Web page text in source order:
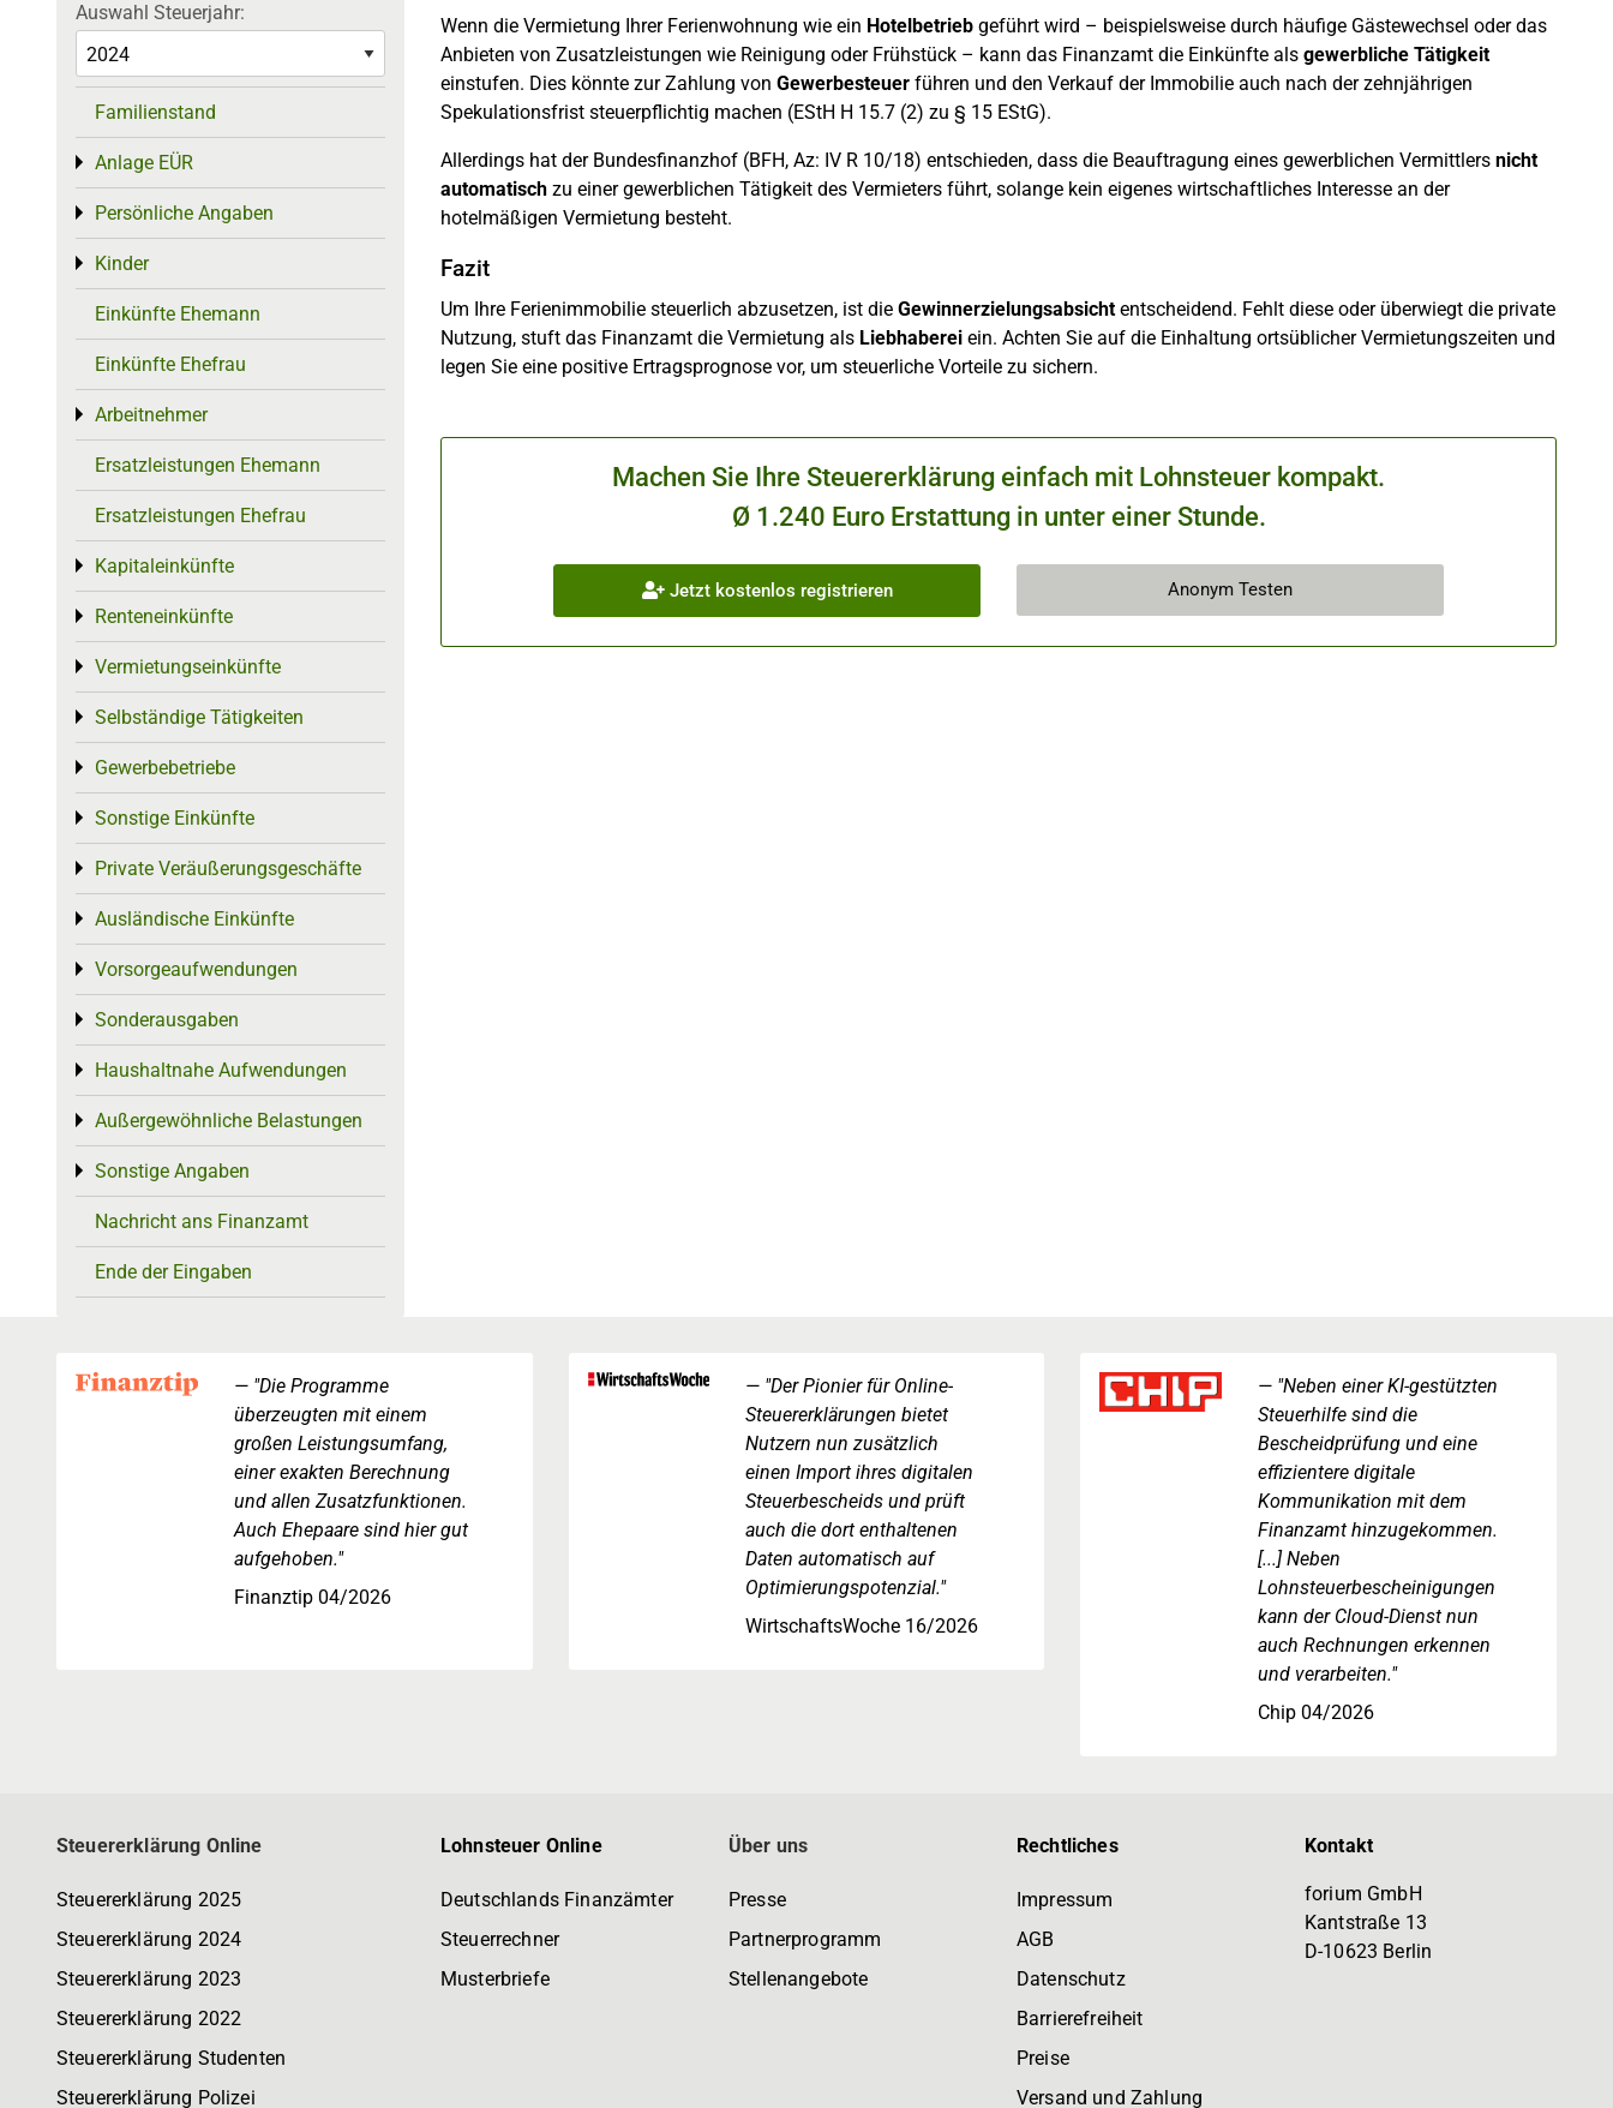
Wenn die Vermietung Ihrer Ferienwohnung wie ein Hotelbetrieb geführt wird – beispielsweise durch häufige Gästewechsel oder das
Anbieten von Zusatzleistungen wie Reinigung oder Frühstück – kann das Finanzamt die Einkünfte als gewerbliche Tätigkeit
einstufen. Dies könnte zur Zahlung von Gewerbesteuer führen und den Verkauf der Immobilie auch nach der zehnjährigen
Spekulationsfrist steuerpflichtig machen (EStH H 15.7 (2) zu § 15 EStG).
Allerdings hat der Bundesfinanzhof (BFH, Az: IV R 10/18) entschieden, dass die Beauftragung eines gewerblichen Vermittlers nicht
automatisch zu einer gewerblichen Tätigkeit des Vermieters führt, solange kein eigenes wirtschaftliches Interesse an der
hotelmäßigen Vermietung besteht.
Fazit
Um Ihre Ferienimmobilie steuerlich abzusetzen, ist die Gewinnerzielungsabsichtentscheidend. Fehlt diese oder überwiegt die private
Nutzung, stuft das Finanzamt die Vermietung als Liebhaberei ein. Achten Sie auf die Einhaltung ortsüblicher Vermietungszeiten und
legen Sie eine positive Ertragsprognose vor, um steuerliche Vorteile zu sichern.
Machen Sie Ihre Steuererklärung einfach mit Lohnsteuer kompakt.
Ø 1.240 Euro Erstattung in unter einer Stunde.
Jetzt kostenlos registrieren Anonym Testen
Auswahl Steuerjahr:
Familienstand
Anlage EÜR
Toggle menu
Persönliche Angaben
Toggle menu
Kinder
Toggle menu
Einkünfte Ehemann
Einkünfte Ehefrau
Arbeitnehmer
Toggle menu
Ersatzleistungen Ehemann
Ersatzleistungen Ehefrau
Kapitaleinkünfte
Toggle menu
Renteneinkünfte
Toggle menu
Vermietungseinkünfte
Toggle menu
Selbständige Tätigkeiten
Toggle menu
Gewerbebetriebe
Toggle menu
Sonstige Einkünfte
Toggle menu
Private Veräußerungsgeschäfte
Toggle menu
Ausländische Einkünfte
Toggle menu
Vorsorgeaufwendungen
Toggle menu
Sonderausgaben
Toggle menu
Haushaltnahe Aufwendungen
Toggle menu
Außergewöhnliche Belastungen
Toggle menu
Sonstige Angaben
Toggle menu
Nachricht ans Finanzamt
Ende der Eingaben
"Die Programme
überzeugten mit einem
großen Leistungsumfang,
einer exakten Berechnung
und allen Zusatzfunktionen.
Auch Ehepaare sind hier gut
aufgehoben."
Finanztip 04/2026
"Der Pionier für Online-
Steuererklärungen bietet
Nutzern nun zusätzlich
einen Import ihres digitalen
Steuerbescheids und prüft
auch die dort enthaltenen
Daten automatisch auf
Optimierungspotenzial."
WirtschaftsWoche 16/2026
"Neben einer KI-gestützten
Steuerhilfe sind die
Bescheidprüfung und eine
effizientere digitale
Kommunikation mit dem
Finanzamt hinzugekommen.
[...] Neben
Lohnsteuerbescheinigungen
kann der Cloud-Dienst nun
auch Rechnungen erkennen
und verarbeiten."
Chip 04/2026
Steuererklärung Online
Steuererklärung 2025
Steuererklärung 2024
Steuererklärung 2023
Steuererklärung 2022
Steuererklärung Studenten
Steuererklärung Polizei
Lohnsteuer Online
Deutschlands Finanzämter
Steuerrechner
Musterbriefe
Über uns
Presse
Partnerprogramm
Stellenangebote
Rechtliches
Impressum
AGB
Datenschutz
Barrierefreiheit
Preise
Versand und Zahlung
Kontakt
forium GmbH
Kantstraße 13
D-10623 Berlin